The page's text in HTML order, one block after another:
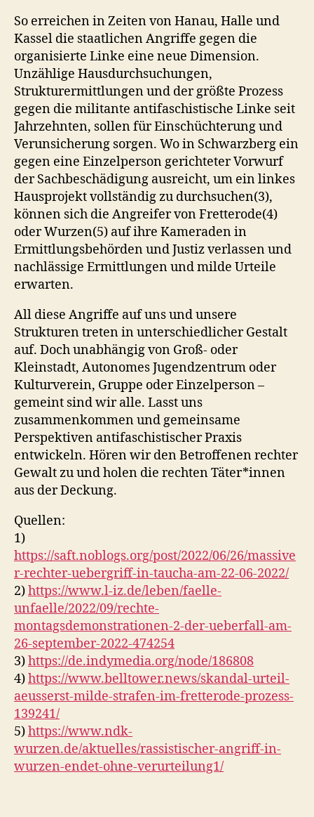
So erreichen in Zeiten von Hanau, Halle und
Kassel die staatlichen Angriffe gegen die
organisierte Linke eine neue Dimension.
Unzählige Hausdurchsuchungen,
Strukturermittlungen und der größte Prozess
gegen die militante antifaschistische Linke seit
Jahrzehnten, sollen für Einschüchterung und
Verunsicherung sorgen. Wo in Schwarzberg ein
gegen eine Einzelperson gerichteter Vorwurf
der Sachbeschädigung ausreicht, um ein linkes
Hausprojekt vollständig zu durchsuchen(3),
können sich die Angreifer von Fretterode(4)
oder Wurzen(5) auf ihre Kameraden in
Ermittlungsbehörden und Justiz verlassen und
nachlässige Ermittlungen und milde Urteile
erwarten.
All diese Angriffe auf uns und unsere
Strukturen treten in unterschiedlicher Gestalt
auf. Doch unabhängig von Groß- oder
Kleinstadt, Autonomes Jugendzentrum oder
Kulturverein, Gruppe oder Einzelperson –
gemeint sind wir alle. Lasst uns
zusammenkommen und gemeinsame
Perspektiven antifaschistischer Praxis
entwickeln. Hören wir den Betroffenen rechter
Gewalt zu und holen die rechten Täter*innen
aus der Deckung.
Quellen:
1)
https://saft.noblogs.org/post/2022/06/26/massive
r-rechter-uebergriff-in-taucha-am-22-06-2022/
2)https://www.l-iz.de/leben/faelle-
unfaelle/2022/09/rechte-
montagsdemonstrationen-2-der-ueberfall-am-
26-september-2022-474254
3)https://de.indymedia.org/node/186808
4)https://www.belltower.news/skandal-urteil-
aeusserst-milde-strafen-im-fretterode-prozess-
139241/
5)https://www.ndk-
wurzen.de/aktuelles/rassistischer-angriff-in-
wurzen-endet-ohne-verurteilung1/